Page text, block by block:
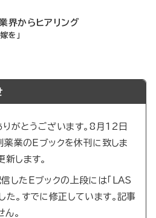
業界からヒアリング
を」
がとうございます。8月12日
薬業のEブックを休刊に致しま
新します。
たEブックの上段には「LAS
た。すでに修正しています。記事
。